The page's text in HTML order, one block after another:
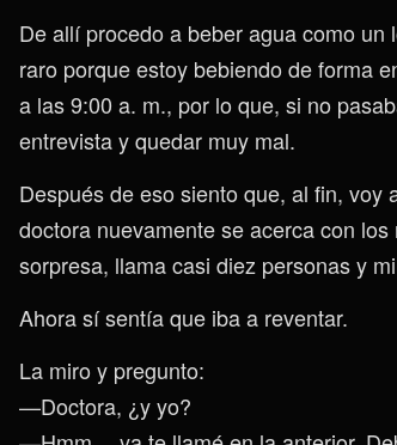
De allí procedo a beber agua como
raro porque estoy bebiendo de forma
a las 9:00 a. m., por lo que, si no
entrevista y quedar muy mal.
Después de eso siento que, al fin,
doctora nuevamente se acerca con
sorpresa, llama casi diez personas y
Ahora sí sentía que iba a reventar.
La miro y pregunto:
—Doctora, ¿y yo?